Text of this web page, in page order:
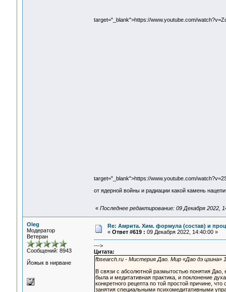
target="_blank">https://www.youtube.com/
target="_blank">https://www.youtube.com/
от ядерной войны и радиации какой камень
« Последнее редактирование: 09 Декабря 2022,
Oleg
Модератор
Ветеран
Сообщений: 8943
Йожык в нирване
Re: Амрита. Хим. формула (состав) и
« Ответ #619 : 09 Декабря 2022, 14:40:00 »
--->
Цитата:
fbsearch.ru - Мистерия Дао. Мир «Дао дэ цзина»
В связи с абсолютной размытостью понятия
была и медитативная практика, и поклонение
конкретного рецепта по той простой причине,
занятия специальными психомедитативными